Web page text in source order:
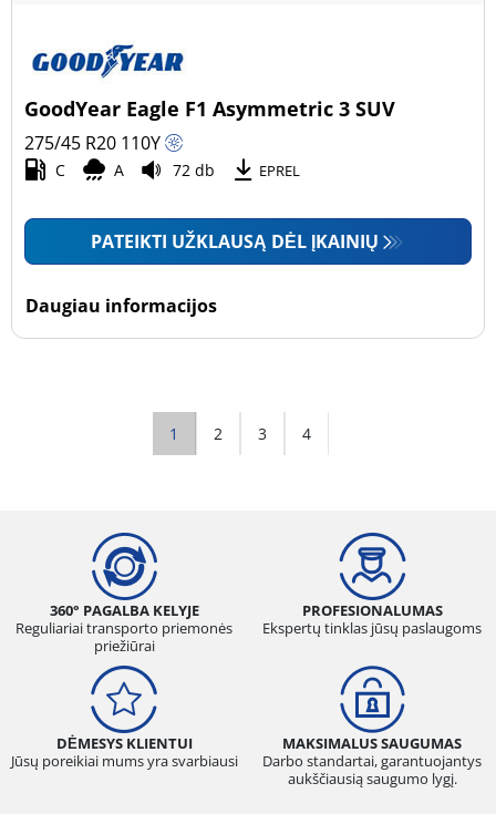
GoodYear Eagle F1 Asymmetric 3 SUV
275/45 R20 110Y
C A 72 db EPREL
PATEIKTI UŽKLAUSĄ DĖL ĮKAINIŲ
Daugiau informacijos
1 2 3 4
360° PAGALBA KELYJE
Reguliariai transporto priemonės
priežiūrai
PROFESIONALUMAS
Ekspertų tinklas jūsų paslaugoms
DĖMESYS KLIENTUI
Jūsų poreikiai mums yra svarbiausi
MAKSIMALUS SAUGUMAS
Darbo standartai, garantuojantys
aukščiausią saugumo lygį.